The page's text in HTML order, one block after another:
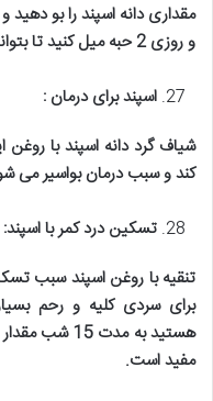
مقداری دانه اسپند را بو
و روزی 2 حبه میل کنید تا بتوانید مواد افیونی را ترک نمایید
اسپند برای درمان :
شیاف گرد دانه اسپند با روغن
کند و سبب درمان بواسیر می
تسکین درد کمر با اسپند:
تنقیه با روغن اسپند سبب
برای سردی کلیه و رحم
مفید است.